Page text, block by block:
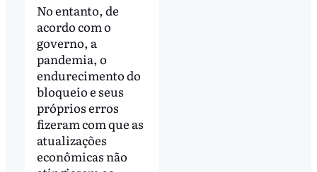
No entanto, de
acordo com o
governo, a
pandemia, o
endurecimento do
bloqueio e seus
próprios erros
fizeram com que as
atualizações
econômicas não